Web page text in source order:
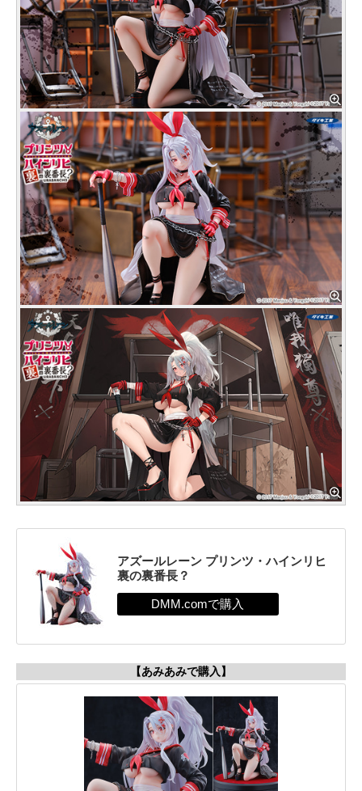
アズールレーン プリンツ・ハインリヒ
裏の裏番長？
【あみあみで購入】